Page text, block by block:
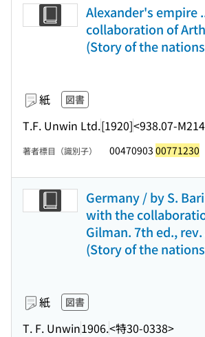
Alexander's empire
collaboration of
(Story of the
紙 図書
T.F. Unwin Ltd.[1920]<938.07-
著者標目（識別子） 00470903 00771230
Germany / by S.
with the
Gilman. 7th ed.,
(Story of the
紙 図書
T. F. Unwin1906.<特30-0338>